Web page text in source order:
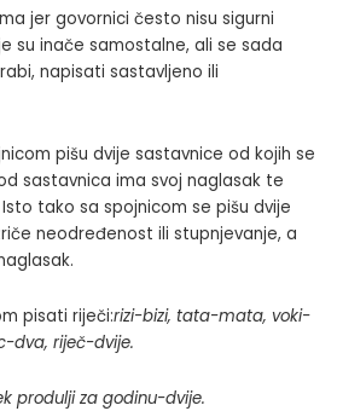
jer govornici često nisu sigurni
su inače samostalne, ali se sada
napisati sastavljeno ili
pišu dvije sastavnice od kojih se
sastavnica ima svoj naglasak te
tako sa spojnicom se pišu dvije
neodređenost ili stupnjevanje, a
pisati riječi:rizi-bizi, tata-mata, voki-
dva, riječ-dvije.
produlji za godinu-dvije.